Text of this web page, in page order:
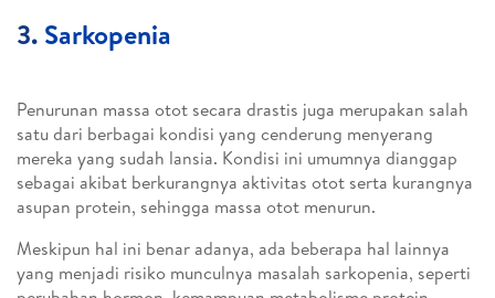
3. Sarkopenia
Penurunan massa otot secara drastis juga merupakan salah
satu dari berbagai kondisi yang cenderung menyerang
mereka yang sudah lansia. Kondisi ini umumnya dianggap
sebagai akibat berkurangnya aktivitas otot serta kurangnya
asupan protein, sehingga massa otot menurun.
Meskipun hal ini benar adanya, ada beberapa hal lainnya
yang menjadi risiko munculnya masalah sarkopenia, seperti